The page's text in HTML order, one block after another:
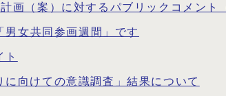
画（案）に対するパブリックコメント
女共同参画週間」です
ト
に向けての意識調査」結果について